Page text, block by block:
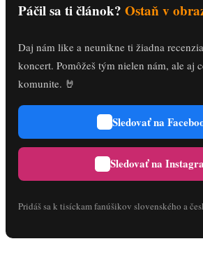
Páčil sa ti článok? Ostaň v
Daj nám like a neunikne ti žiadna
koncert. Pomôžeš tým nielen nám, ale aj
komunite. 🤘
Sledovať na
Sledovať na
Pridáš sa k tisíckam fanúšikov slovenského a